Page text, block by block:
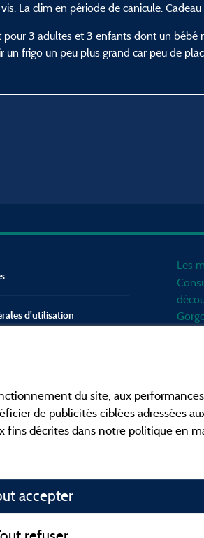
La clim en période de canicule.
pour 3 adultes et 3 enfants dont un bébé
un frigo un peu plus grand car peu de
d'utilisation
Les
pour
du site, aux
de publicités ciblées adressées
décrites dans notre politique en
accepter